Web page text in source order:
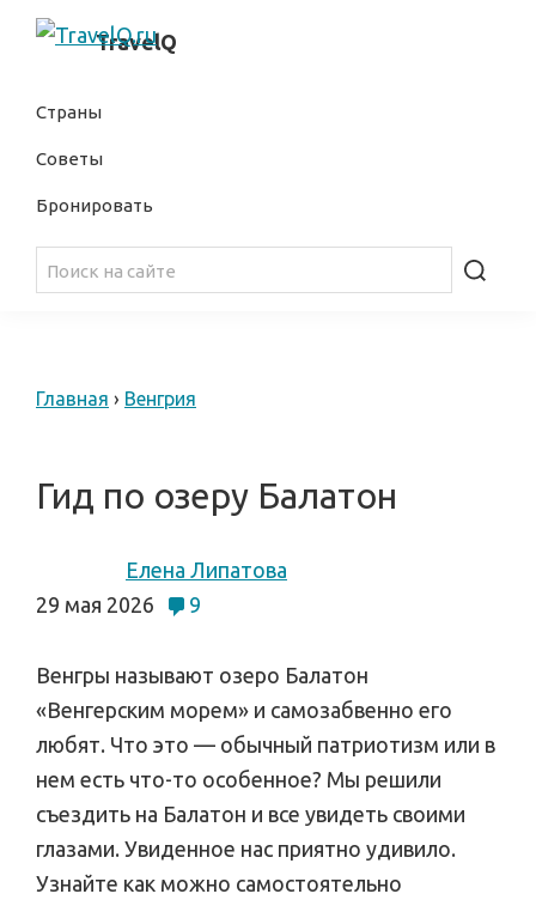
Skip
navigation
Skip
content
TravelQ
самостоятельные
Страны
Советы
Бронировать
Главная › Венгрия
Гид по озеру Балатон
Елена Липатова
29 мая 2026
9
Венгры называют озеро Балатон
«Венгерским морем» и самозабвенно его
любят. Что это — обычный патриотизм или в
нем есть что-то особенное? Мы решили
съездить на Балатон и все увидеть своими
глазами. Увиденное нас приятно удивило.
Узнайте как можно самостоятельно